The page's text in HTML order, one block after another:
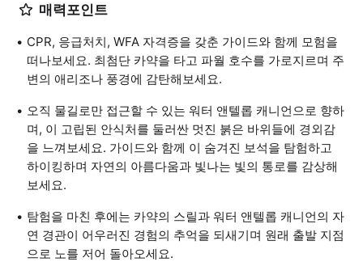
매력포인트
CPR, 응급처치, WFA 자격증을 갖춘 가이드와 함께 모험을
떠나보세요. 최첨단 카약을 타고 파월 호수를 가로지르며 주
변의 애리조나 풍경에 감탄해보세요.
오직 물길로만 접근할 수 있는 워터 앤텔롭 캐니언으로 향하
며, 이 고립된 안식처를 둘러싼 멋진 붉은 바위들에 경외감
을 느껴보세요. 가이드와 함께 이 숨겨진 보석을 탐험하고
하이킹하며 자연의 아름다움과 빛나는 빛의 통로를 감상해
보세요.
탐험을 마친 후에는 카약의 스릴과 워터 앤텔롭 캐니언의 자
연 경관이 어우러진 경험의 추억을 되새기며 원래 출발 지점
으로 노를 저어 돌아오세요.